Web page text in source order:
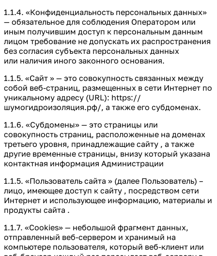
1.1.4. «Конфиденциальность персональных данных»
— обязательное для соблюдения Оператором или
иным получившим доступ к персональным данным
лицом требование не допускать их распространения
без согласия субъекта персональных данных
или наличия иного законного основания.
1.1.5. «Сайт » — это совокупность связанных между
собой веб-страниц, размещенных в сети Интернет по
уникальному адресу (URL): https://
шумогидроизоляция.рф/, а также его субдоменах.
1.1.6. «Субдомены» — это страницы или
совокупность страниц, расположенные на доменах
третьего уровня, принадлежащие сайту , а также
другие временные страницы, внизу который указана
контактная информация Администрации
1.1.5. «Пользователь сайта » (далее Пользователь) –
лицо, имеющее доступ к сайту , посредством сети
Интернет и использующее информацию, материалы и
продукты сайта .
1.1.7. «Cookies» — небольшой фрагмент данных,
отправленный веб-сервером и хранимый на
компьютере пользователя, который веб-клиент или